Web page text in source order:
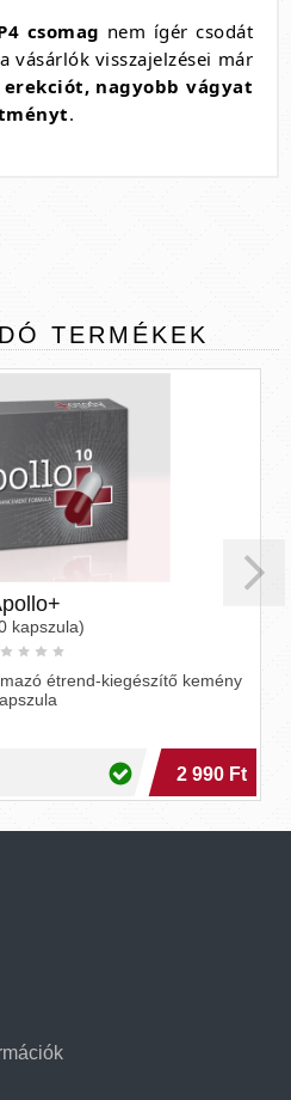
csomag nem ígér csodát
vásárlók visszajelzései már
erekciót, nagyobb vágyat
.
TERMÉKEK
kapszula)
étrend-kiegészítő kemény
2 990 Ft